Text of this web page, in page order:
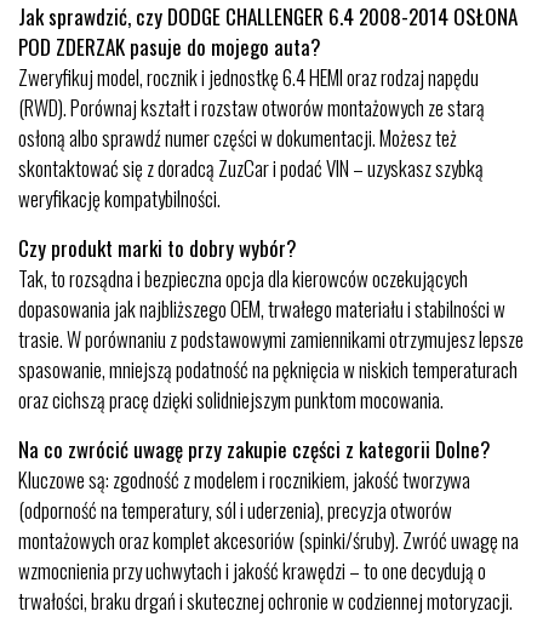
Jak sprawdzić, czy DODGE CHALLENGER 6.4 2008-2014 OSŁONA
POD ZDERZAK pasuje do mojego auta?
Zweryfikuj model, rocznik i jednostkę 6.4 HEMI oraz rodzaj napędu
(RWD). Porównaj kształt i rozstaw otworów montażowych ze starą
osłoną albo sprawdź numer części w dokumentacji. Możesz też
skontaktować się z doradcą ZuzCar i podać VIN – uzyskasz szybką
weryfikację kompatybilności.
Czy produkt marki to dobry wybór?
Tak, to rozsądna i bezpieczna opcja dla kierowców oczekujących
dopasowania jak najbliższego OEM, trwałego materiału i stabilności w
trasie. W porównaniu z podstawowymi zamiennikami otrzymujesz lepsze
spasowanie, mniejszą podatność na pęknięcia w niskich temperaturach
oraz cichszą pracę dzięki solidniejszym punktom mocowania.
Na co zwrócić uwagę przy zakupie części z kategorii Dolne?
Kluczowe są: zgodność z modelem i rocznikiem, jakość tworzywa
(odporność na temperatury, sól i uderzenia), precyzja otworów
montażowych oraz komplet akcesoriów (spinki/śruby). Zwróć uwagę na
wzmocnienia przy uchwytach i jakość krawędzi – to one decydują o
trwałości, braku drgań i skutecznej ochronie w codziennej motoryzacji.